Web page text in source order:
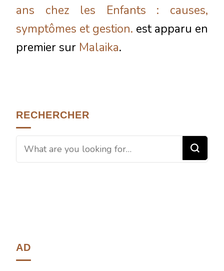
ans chez les Enfants : causes,
symptômes et gestion. est apparu en
premier sur Malaika.
RECHERCHER
AD